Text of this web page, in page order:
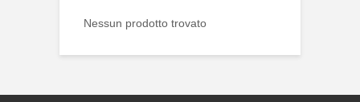
Nessun prodotto trovato